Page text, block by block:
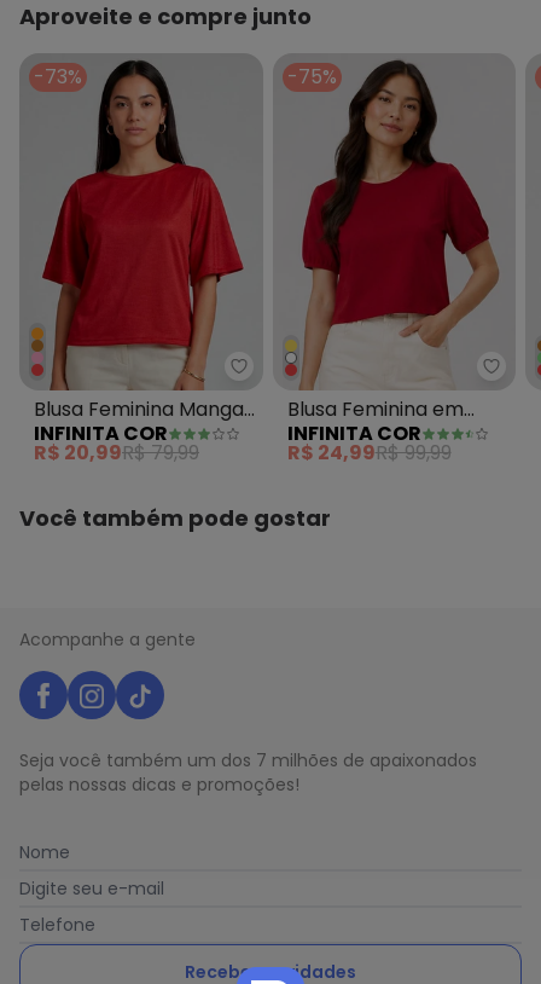
Aproveite e compre junto
-73%
Infinita Cor - Blusa Feminina
Blusa Feminina Manga
Gôde Ampla Vermelho
INFINITA COR
R$ 20,99R$ 79,99
-75%
Blusa Feminina em
Tecido Henera
Vermelho
INFINITA COR
R$ 24,99R$ 99,99
Você também pode gostar
Acompanhe a gente
Seja você também um dos 7 milhões de apaixonados
pelas nossas dicas e promoções!
Nome
Digite seu e-mail
Telefone
Receber novidades